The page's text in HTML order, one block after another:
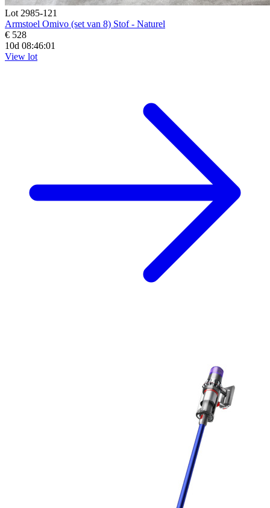
Lot 2985-121
Armstoel Omivo (set van 8) Stof - Naturel
€ 528
10d 08:45:59
View lot